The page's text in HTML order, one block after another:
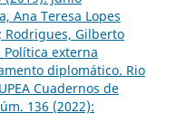
Ana Teresa Lopes
Rodrigues, Gilberto
externa
diplomático. Rio
Cuadernos de
136 (2022):